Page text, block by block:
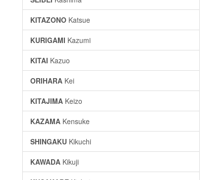
KITAZONO Katsue
KURIGAMI Kazumi
KITAI Kazuo
ORIHARA Kei
KITAJIMA Keizo
KAZAMA Kensuke
SHINGAKU Kikuchi
KAWADA Kikuji